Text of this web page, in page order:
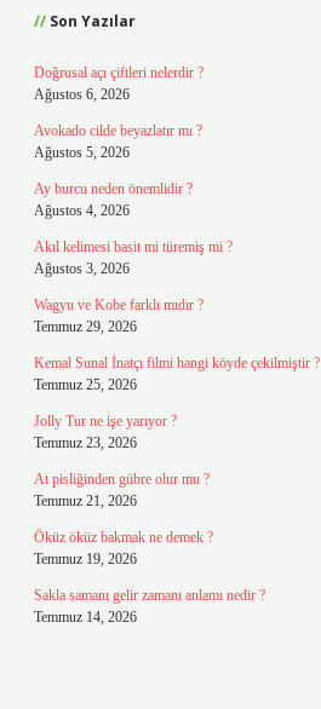
Son Yazılar
Doğrusal açı çiftleri nelerdir ?
Ağustos 6, 2026
Avokado cilde beyazlatır mı ?
Ağustos 5, 2026
Ay burcu neden önemlidir ?
Ağustos 4, 2026
Akıl kelimesi basit mi türemiş mi ?
Ağustos 3, 2026
Wagyu ve Kobe farklı mıdır ?
Temmuz 29, 2026
Kemal Sunal İnatçı filmi hangi köyde çekilmiştir ?
Temmuz 25, 2026
Jolly Tur ne işe yarıyor ?
Temmuz 23, 2026
At pisliğinden gübre olur mu ?
Temmuz 21, 2026
Öküz öküz bakmak ne demek ?
Temmuz 19, 2026
Sakla samanı gelir zamanı anlamı nedir ?
Temmuz 14, 2026